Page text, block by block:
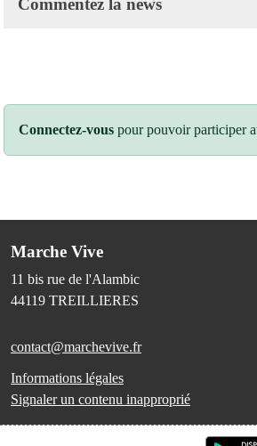
Connectez-vous pour pouvoir participer
Marche Vive
11 bis rue de l'Alambic
44119 TREILLIERES
contact@marchevive.fr
Informations légales
Signaler un contenu inapproprié